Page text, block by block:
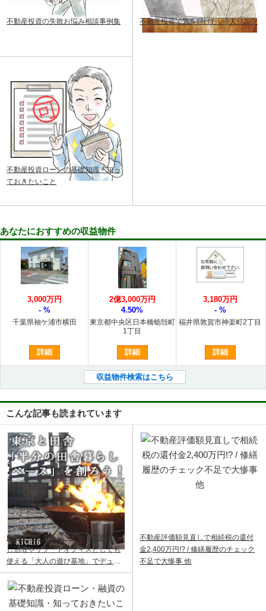
不動産投資の失敗お悩み相談事例集 不動産投資で気を付けたい9大リスク
不動産投資ローンの基礎知識・知っ
ておきたいこと
あなたにおすすめの収益物件
千葉県袖ケ浦市横田
3,000万円
- %
詳細
東京都中央区日本橋蛎殻町
1丁目
2億3,000万円
4.50%
詳細
福井県敦賀市神楽町2丁目
3,180万円
- %
詳細
収益物件検索はこちら
こんな記事も読まれています
飯能ベース｜飯能・青梅で田舎暮ら
し別荘やリゾートオフィスとしても
使える「大人の遊び基地」でデュア
ルライフ
不動産評価額見直しで相続税の還付
金2,400万円!? / 修繕履歴のチェック
不足で大惨事 他